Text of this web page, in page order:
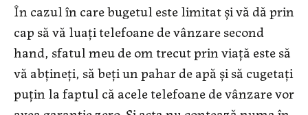
În cazul în care bugetul este limitat și vă dă prin
cap să vă luați telefoane de vânzare second
hand, sfatul meu de om trecut prin viață este să
vă abțineți, să beți un pahar de apă și să cugetați
puțin la faptul că acele telefoane de vânzare vor